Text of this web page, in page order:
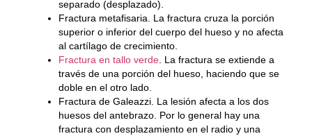
separado (desplazado).
Fractura metafisaria. La fractura cruza la porción
superior o inferior del cuerpo del hueso y no afecta
al cartílago de crecimiento.
Fractura en tallo verde. La fractura se extiende a
través de una porción del hueso, haciendo que se
doble en el otro lado.
Fractura de Galeazzi. La lesión afecta a los dos
huesos del antebrazo. Por lo general hay una
fractura con desplazamiento en el radio y una